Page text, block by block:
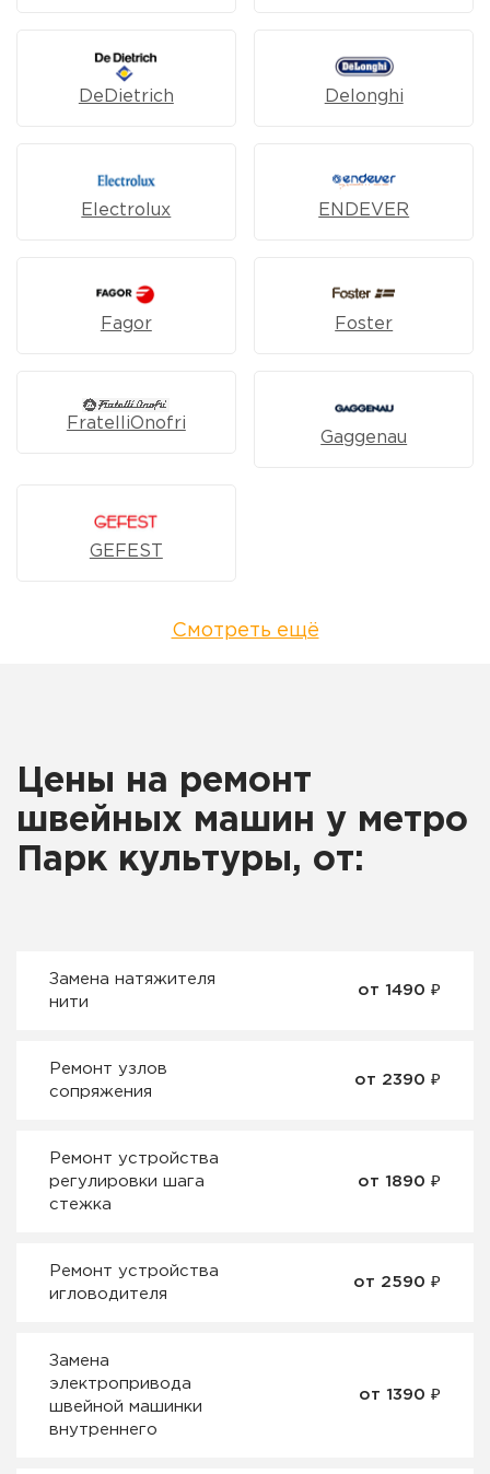
DeDietrich Delonghi
Electrolux ENDEVER
Fagor Foster
FratelliOnofri
Gaggenau
GEFEST
Смотреть ещё
Цены на ремонт
швейных машин у метро
Парк культуры, от:
Замена натяжителя
нити
от 1490 ₽
Ремонт узлов
сопряжения
от 2390 ₽
Ремонт устройства
регулировки шага
стежка
от 1890 ₽
Ремонт устройства
игловодителя
от 2590 ₽
Замена
электропривода
швейной машинки
внутреннего
от 1390 ₽